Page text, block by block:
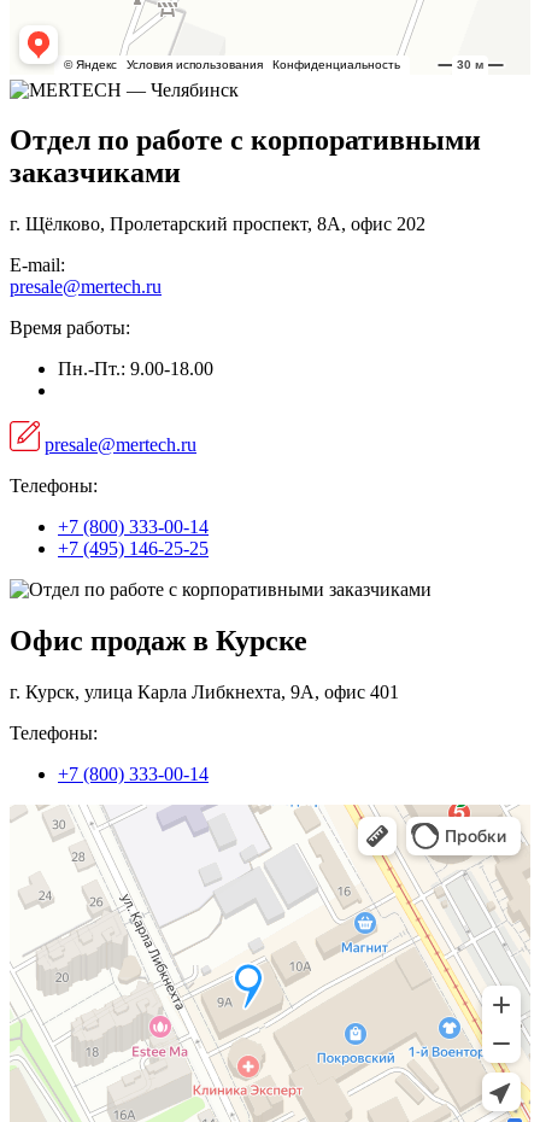
Отдел по работе с корпоративными
заказчиками
г. Щёлково, Пролетарский проспект, 8А, офис 202
E-mail:
presale@mertech.ru
Время работы:
Пн.-Пт.: 9.00-18.00
presale@mertech.ru
Телефоны:
+7 (800) 333-00-14
+7 (495) 146-25-25
Офис продаж в Курске
г. Курск, улица Карла Либкнехта, 9А, офис 401
Телефоны:
+7 (800) 333-00-14